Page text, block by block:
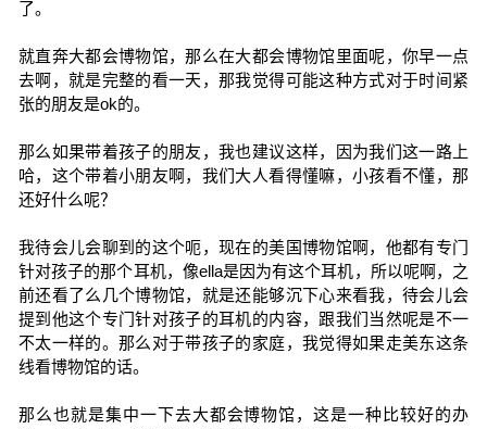
了。
就直奔大都会博物馆，那么在大都会博物馆里面呢，你早一点
去啊，就是完整的看一天，那我觉得可能这种方式对于时间紧
张的朋友是ok的。
那么如果带着孩子的朋友，我也建议这样，因为我们这一路上
哈，这个带着小朋友啊，我们大人看得懂嘛，小孩看不懂，那
还好什么呢？
我待会儿会聊到的这个呃，现在的美国博物馆啊，他都有专门
针对孩子的那个耳机，像ella是因为有这个耳机，所以呢啊，之
前还看了么几个博物馆，就是还能够沉下心来看我，待会儿会
提到他这个专门针对孩子的耳机的内容，跟我们当然呢是不一
不太一样的。那么对于带孩子的家庭，我觉得如果走美东这条
线看博物馆的话。
那么也就是集中一下去大都会博物馆，这是一种比较好的办